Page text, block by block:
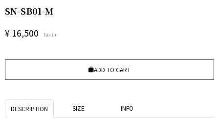
SN-SB01-M
¥ 16,500 tax in
ADD TO CART
DESCRIPTION SIZE INFO